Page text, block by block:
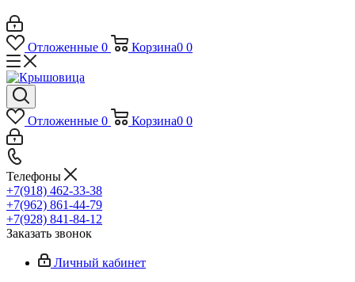
Отложенные 0 Корзина0 0
Отложенные 0 Корзина0 0
Телефоны
+7(918) 462-33-38
+7(962) 861-44-79
+7(928) 841-84-12
Заказать звонок
Личный кабинет